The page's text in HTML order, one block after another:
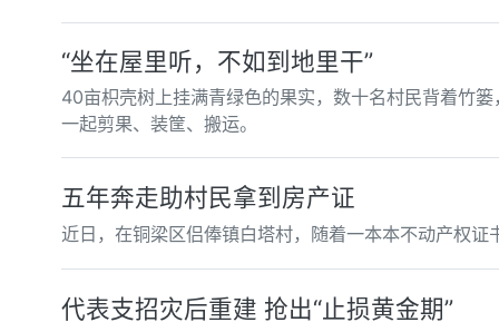
“坐在屋里听，不如到地里干”
40亩枳壳树上挂满青绿色的果实，数十名村民背着竹
一起剪果、装筐、搬运。
五年奔走助村民拿到房产证
近日，在铜梁区侣俸镇白塔村，随着一本本不动产权
代表支招灾后重建 抢出“止损黄金期”